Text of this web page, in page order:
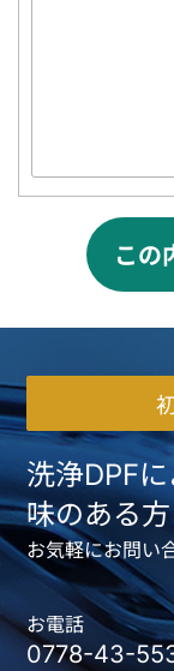
こ
洗浄DPF
味のある方
お気軽にお問い
お電話
0778-43-